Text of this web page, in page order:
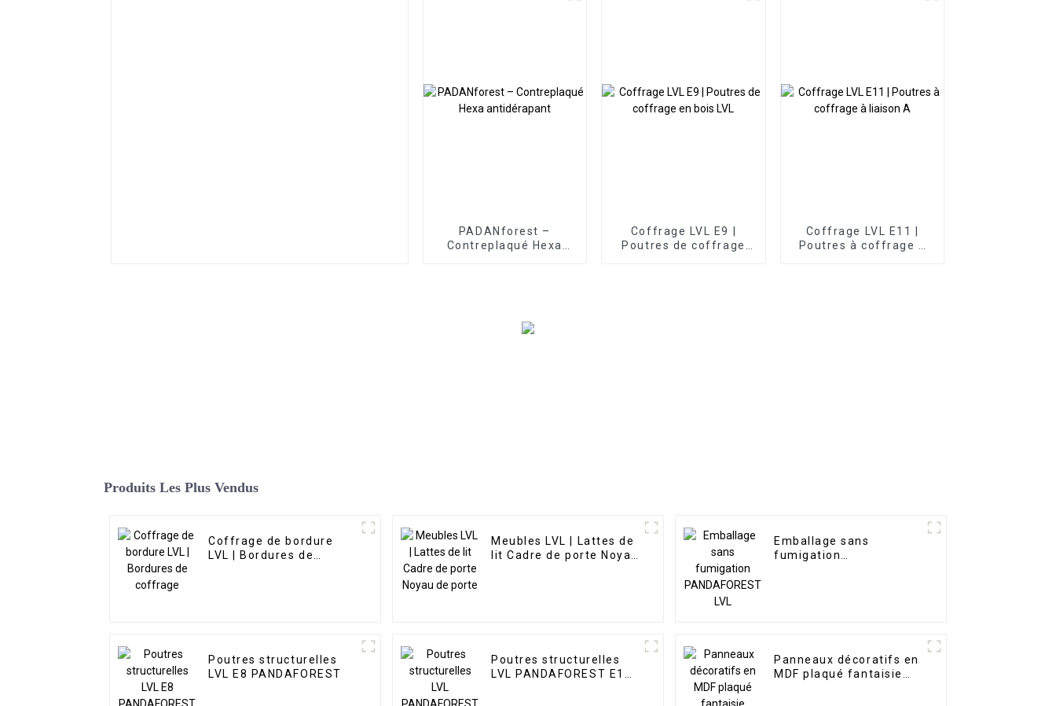
PADANforest –
Contreplaqué Hexa
Coffrage LVL E9 |
Poutres de coffrage
Coffrage LVL E11 |
Poutres à coffrage à
Produits Les Plus Vendus
Coffrage de bordure
LVL | Bordures de
Meubles LVL | Lattes de
lit Cadre de porte Noyau
Emballage sans
fumigation
Poutres structurelles
LVL E8 PANDAFOREST
Poutres structurelles
LVL PANDAFOREST E15
Panneaux décoratifs en
MDF plaqué fantaisie